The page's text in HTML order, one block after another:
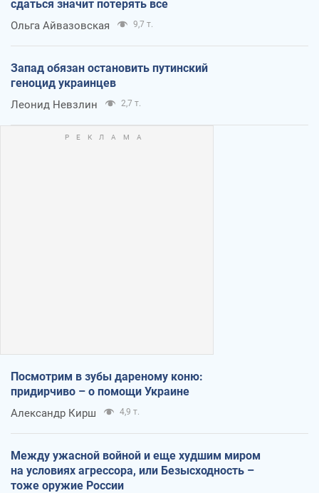
сдаться значит потерять все
Ольга Айвазовская 9,7 т.
Запад обязан остановить путинский
геноцид украинцев
Леонид Невзлин 2,7 т.
Посмотрим в зубы дареному коню:
придирчиво – о помощи Украине
Александр Кирш 4,9 т.
Между ужасной войной и еще худшим миром
на условиях агрессора, или Безысходность –
тоже оружие России